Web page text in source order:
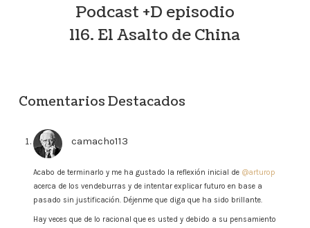
Podcast +D episodio
116. El Asalto de China
Comentarios Destacados
camacho113
Acabo de terminarlo y me ha gustado la reflexión inicial de @arturop
acerca de los vendeburras y de intentar explicar futuro en base a
pasado sin justificación. Déjenme que diga que ha sido brillante.
Hay veces que de lo racional que es usted y debido a su pensamiento